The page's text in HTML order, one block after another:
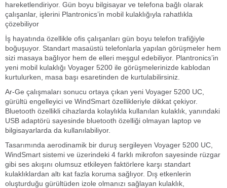
hareketlendiriyor. Gün boyu bilgisayar ve telefona bağlı olarak
çalışanlar, işlerini Plantronics’in mobil kulaklığıyla rahatlıkla
çözebiliyor
İş hayatında özellikle ofis çalışanları gün boyu telefon trafiğiyle
boğuşuyor. Standart masaüstü telefonlarla yapılan görüşmeler hem
sizi masaya bağlıyor hem de elleri meşgul edebiliyor. Plantronics’in
yeni mobil kulaklığı Voyager 5200 ile görüşmelerinizde kablodan
kurtulurken, masa başı esaretinden de kurtulabilirsiniz.
Ar-Ge çalışmaları sonucu ortaya çıkan yeni Voyager 5200 UC,
gürültü engelleyici ve WindSmart özellikleriyle dikkat çekiyor.
Bluetooth özellikli cihazlarda kolaylıkla kullanılan kulaklık, yanındaki
USB adaptörü sayesinde bluetooth özelliği olmayan laptop ve
bilgisayarlarda da kullanılabiliyor.
Tasarımında aerodinamik bir duruş sergileyen Voyager 5200 UC,
WindSmart sistemi ve üzerindeki 4 farklı mikrofon sayesinde rüzgar
gibi ses akışını olumsuz etkileyen faktörlere karşı standart
kulaklıklardan altı kat fazla koruma sağlıyor. Dış etkenlerin
oluşturduğu gürültüden izole olmanızı sağlayan kulaklık,